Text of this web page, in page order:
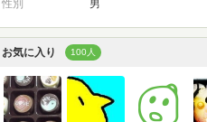
性別 男
お気に入り 100人